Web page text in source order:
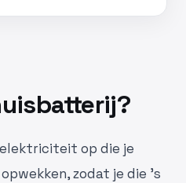
op die je
zodat je die 's